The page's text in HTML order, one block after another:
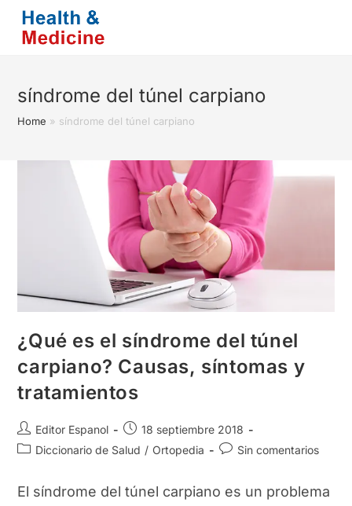
Saltar
contenido
síndrome del túnel carpiano
Home » síndrome del túnel carpiano
¿Qué es el síndrome del túnel
carpiano? Causas, síntomas y
tratamientos
Autor
de
Editor Espanol
Publicación
de
18 septiembre 2018
Categoría
entrada:
Diccionario de Salud / Ortopedia
Comentarios
entrada:
Sin comentarios
El síndrome del túnel carpiano es un problema